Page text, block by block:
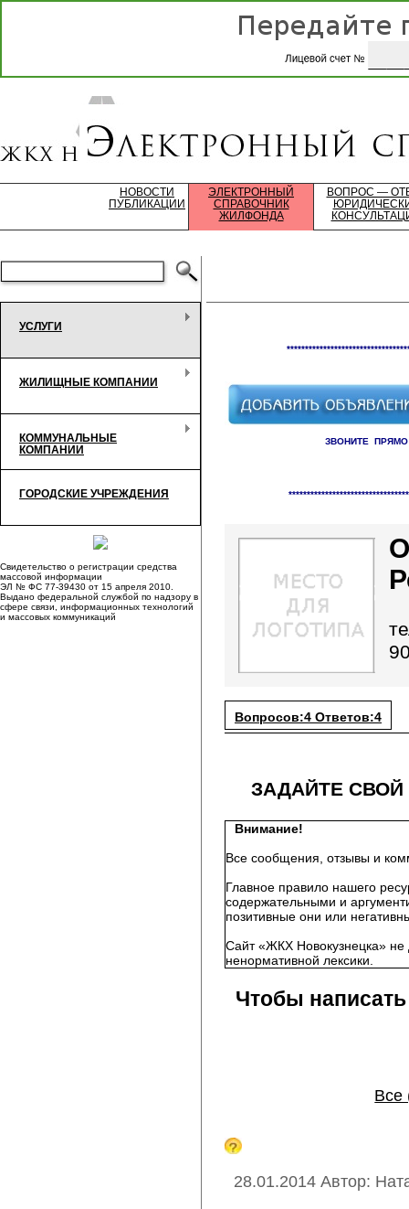
НОВОСТИ
ПУБЛИКАЦИИ
ЭЛЕКТРОННЫЙ
СПРАВОЧНИК
ЖИЛФОНДА
ВОПРОС —
УСЛУГИ
ЖИЛИЩНЫЕ КОМПАНИИ
КОММУНАЛЬНЫЕ
КОМПАНИИ
ГОРОДСКИЕ УЧРЕЖДЕНИЯ
Свидетельство о регистрации средства
массовой информации
ЭЛ № ФС 77-39430 от 15 апреля 2010.
Выдано федеральной службой по надзору в
сфере связи, информационных технологий
и массовых коммуникаций
ЗВОНИТЕ
Справочник
Вопросов:4 Ответов:4
ЗАДАЙТЕ
Внимание!
Все сообщения, отзывы и
Главное правило нашего
содержательными и
позитивные они или
Сайт «ЖКХ Новокузнецка» не
ненормативной лексики.
Чтобы
Все
28.01.2014 Автор: